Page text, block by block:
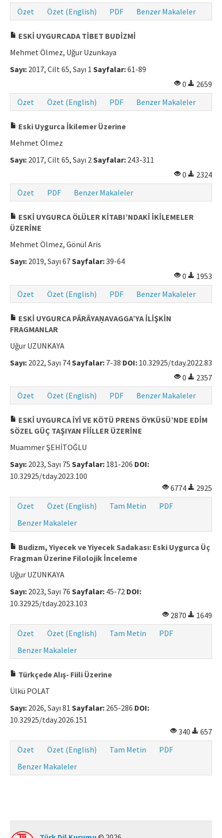
Özet
Özet (English) PDF Benzer Makaleler
ESKİ UYGURCADA TİBET BUDİZMİ
Mehmet Ölmez, Uğur Uzunkaya
Sayı: 2017, Cilt 65, Sayı 1 Sayfalar:61-89
0
2659
Özet
Özet (English) PDF Benzer Makaleler
Eski Uygurca İkilemer Üzerine
Mehmet Ölmez
Sayı: 2017, Cilt 65, Sayı 2Sayfalar: 243-311
0
2324
Özet
PDF Benzer Makaleler
ESKİ UYGURCA ÖLÜLER KİTABI’NDAKİ İKİLEMELER
ÜZERİNE
Mehmet Ölmez, Gönül Aris
Sayı: 2019, Sayı 67Sayfalar:39-64
0
1953
Özet
Özet (English) PDF Benzer Makaleler
ESKİ UYGURCA PĀRĀYAṆAVAGGA’YA İLİŞKİN
FRAGMANLAR
Uğur UZUNKAYA
Sayı: 2022, Sayı 74Sayfalar: 7-38 DOI: 10.32925/tday.2022.83
0
2357
Özet
Özet (English) PDF Benzer Makaleler
ESKİ UYGURCA İYİ VE KÖTÜ PRENS ÖYKÜSÜ’NDE EDİM
SÖZEL GÜÇ TAŞIYAN FİİLLER ÜZERİNE
Muammer ŞEHİTOĞLU
Sayı: 2023, Sayı 75 Sayfalar: 181-206 DOI:
10.32925/tday.2023.100
6774
2925
Özet
Özet (English) Tam Metin
PDF
Benzer Makaleler
Budizm, Yiyecek ve Yiyecek Sadakası: Eski Uygurca Üç
Fragman Üzerine Filolojik İnceleme
Uğur UZUNKAYA
Sayı: 2023, Sayı 76 Sayfalar: 45-72 DOI:
10.32925/tday.2023.103
2870
1649
Özet
Özet (English) Tam Metin
PDF
Benzer Makaleler
Türkçede Alış- Fiili Üzerine
Ülkü POLAT
Sayı: 2026, Sayı 81 Sayfalar: 265-286 DOI:
10.32925/tday.2026.151
340
657
Özet
Özet (English) Tam Metin
PDF
Benzer Makaleler